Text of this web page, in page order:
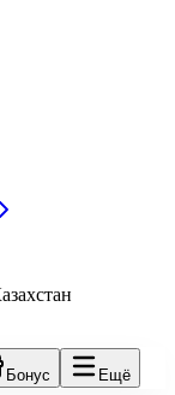
Бонус Ещё